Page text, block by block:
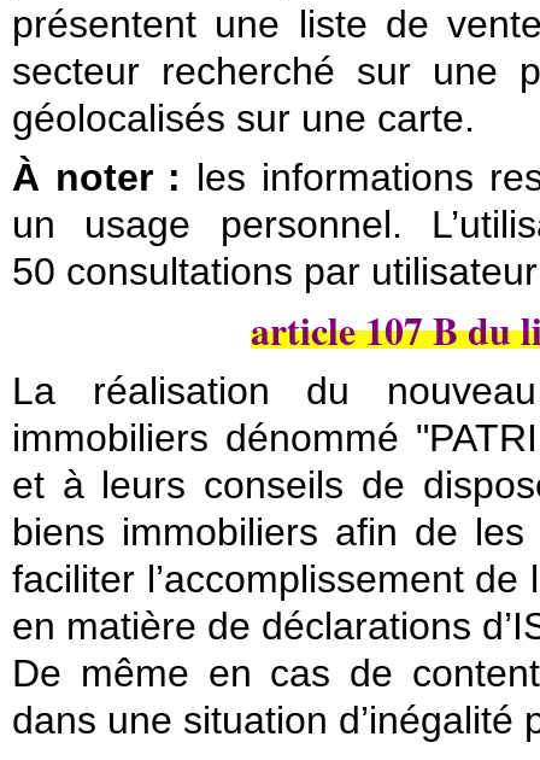
présentent une liste de
secteur recherché sur une
géolocalisés sur une carte.
À noter : les informations
un usage personnel.
50 consultations par
article 107 B du
La réalisation du
immobiliers dénommé
et à leurs conseils de
biens immobiliers afin de
faciliter l’accomplissement
en matière de déclarations
De même en cas de
dans une situation d’inégalité